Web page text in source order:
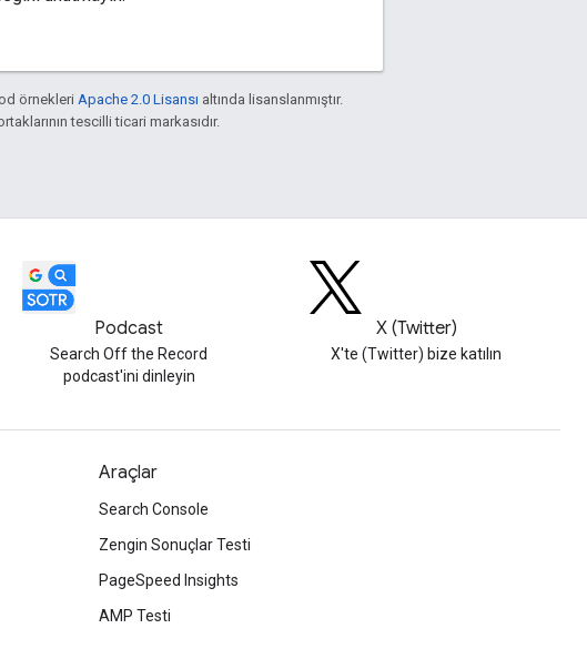
örnekleri Apache 2.0 Lisansı altında lisanslanmıştır.
tescilli ticari markasıdır.
Podcast
Search Off the Record
podcast'ini dinleyin
X (Twitter)
X'te (Twitter) bize katılın
Araçlar
Search Console
Zengin Sonuçlar Testi
PageSpeed Insights
AMP Testi